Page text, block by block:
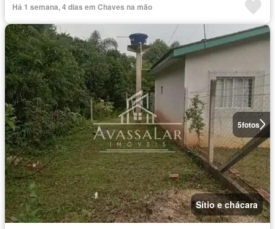
Há 1 semana, 4 dias em Chaves na mão
5fotos
Sítio e chácara